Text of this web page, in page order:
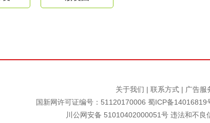
关于我们 | 联系方式 | 广告服
国新网许可证编号：51120170006 蜀ICP备14016819
川公网安备 51010402000051号 违法和不